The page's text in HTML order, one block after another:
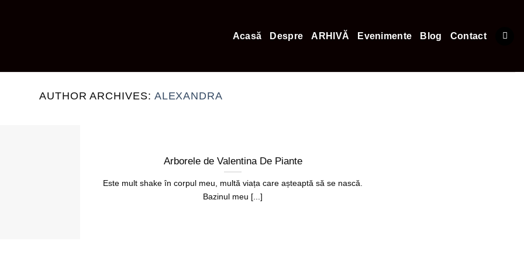
Acasă Despre ARHIVĂ Evenimente Blog Contact
AUTHOR ARCHIVES: ALEXANDRA
Arborele de Valentina De Piante
Este mult shake în corpul meu, multă viața care așteaptă să se nască.
Bazinul meu [...]